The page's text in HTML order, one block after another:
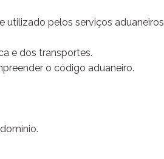
pelos serviços aduaneiros
e dos transportes.
o código aduaneiro.